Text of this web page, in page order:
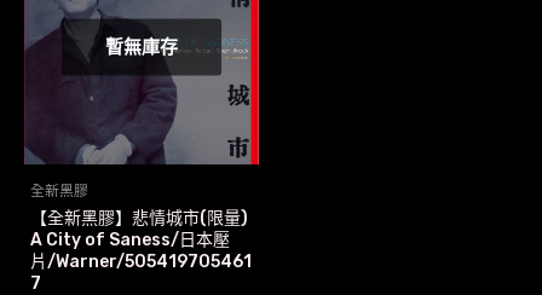
暫無庫存
全新黑膠
【全新黑膠】悲情城市(限量)
A City of Saness/日本壓
片/Warner/505419705461
7